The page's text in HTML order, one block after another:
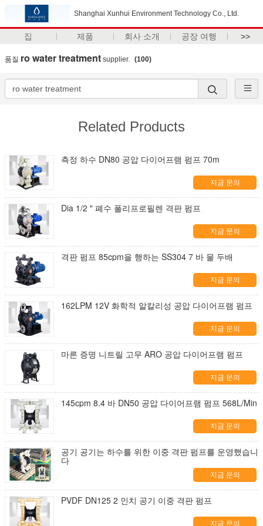
Shanghai Xunhui Environment Technology Co., Ltd.
집 제품 회사 소개 공장 여행 >>
품질 ro water treatment supplier. (100)
Related Products
측정 하수 DN80 공압 다이어프램 펌프 70m
지금 문의
Dia 1/2 " 폐수 폴리프로필렌 격판 펌프
지금 문의
격판 펌프 85cpm을 행하는 SS304 7 바 물 두배
지금 문의
162LPM 12V 화학적 알칼리성 공압 다이어프램 펌프
지금 문의
마른 증명 니트릴 고무 ARO 공압 다이어프램 펌프
지금 문의
145cpm 8.4 바 DN50 공압 다이어프램 펌프 568L/Min
지금 문의
공기 공기는 하수를 위한 이중 격판 펌프를 운영했습니
다
지금 문의
PVDF DN125 2 인치 공기 이중 격판 펌프
지금 문의